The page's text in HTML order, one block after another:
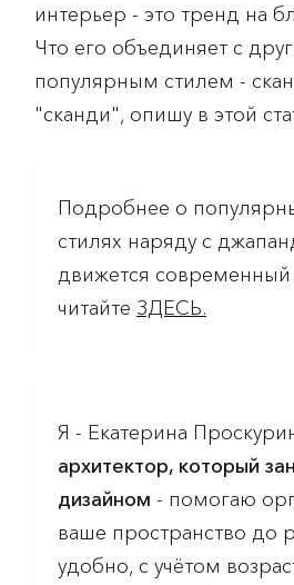
интерьер - это тренд на
Что его объединяет с
популярным стилем -
"сканди", опишу в этой
Подробнее о
стилях наряду с
движется современный
читайте ЗДЕСЬ.
Я - Екатерина
архитектор, который
дизайном - помогаю
ваше пространство до
удобно, с учётом